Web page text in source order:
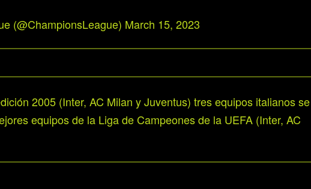
(@ChampionsLeague) March 15, 2023
2005 (Inter, AC Milan y Juventus) tres equipos italianos se
equipos de la Liga de Campeones de la UEFA (Inter, AC